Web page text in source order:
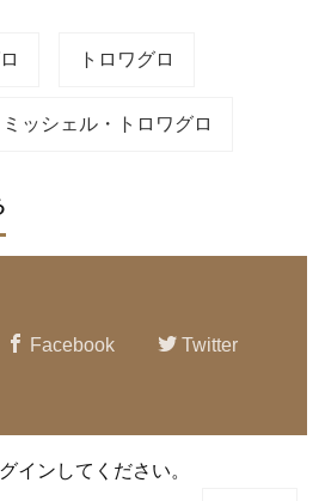
トロワグロ
ミッシェル・トロワグロ
Facebook Twitter
インしてください。